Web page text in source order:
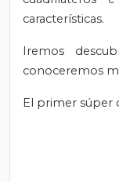
características.
Iremos
conoceremos
El primer súper